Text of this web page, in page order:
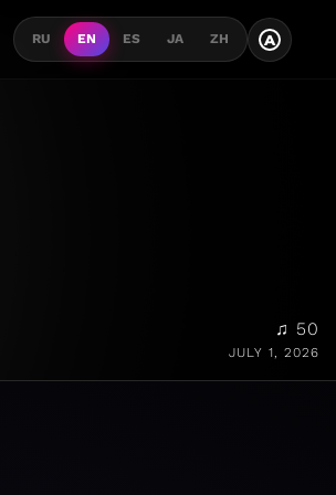
RU EN ES JA ZH A
♫ 50
JULY 1, 2026